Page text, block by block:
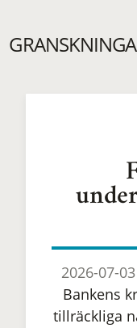
2026-07-03
Bankens
tillräckliga